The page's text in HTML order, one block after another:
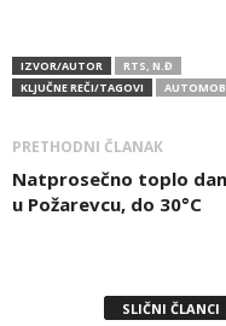
IZVOR/AUTOR
RTS, N.Đ
KLJUČNE REČI/TAGOVI
PRETHODNI ČLANAK
Natprosečno toplo
u Požarevcu, do 30°C
SLIČNI ČLANCI